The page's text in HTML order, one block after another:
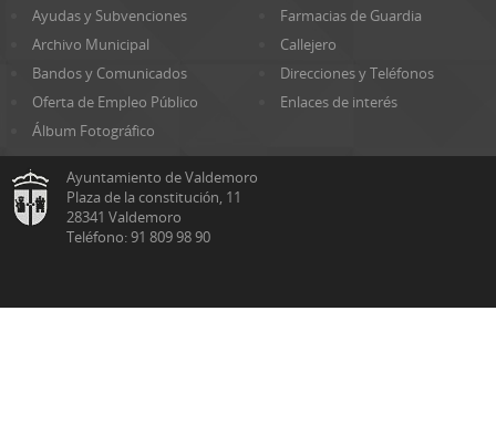
Ayudas y Subvenciones
Farmacias de Guardia
Archivo Municipal
Callejero
Bandos y Comunicados
Direcciones y Teléfonos
Oferta de Empleo Público
Enlaces de interés
Álbum Fotográfico
Ayuntamiento de Valdemoro
Plaza de la constitución, 11
28341 Valdemoro
Teléfono: 91 809 98 90